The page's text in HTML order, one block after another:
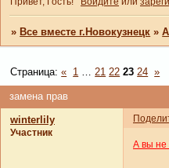
»Все вместе г.Новокузнецк »
замена прав
Страница:« 1 … 21 22 23 24 »
winterlily
Участник
А вы не